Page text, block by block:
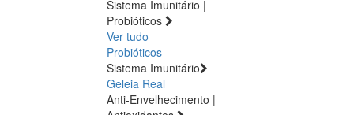
Sistema Imunitário |
Probióticos
Ver tudo
Probióticos
Sistema Imunitário
Geleia Real
Anti-Envelhecimento |